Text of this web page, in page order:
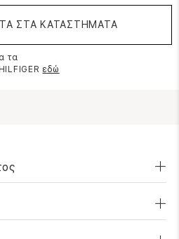
ΣΤΑ ΚΑΤΑΣΤΗΜΑΤΑ
τα
εδώ